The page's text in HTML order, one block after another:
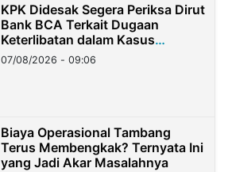
KPK Didesak Segera Periksa Dirut
Bank BCA Terkait Dugaan
Keterlibatan dalam Kasus
Hilangnya Dana Nasabah Rp2,58
Miliar
07/08/2026 - 09:06
Biaya Operasional Tambang
Terus Membengkak? Ternyata Ini
yang Jadi Akar Masalahnya